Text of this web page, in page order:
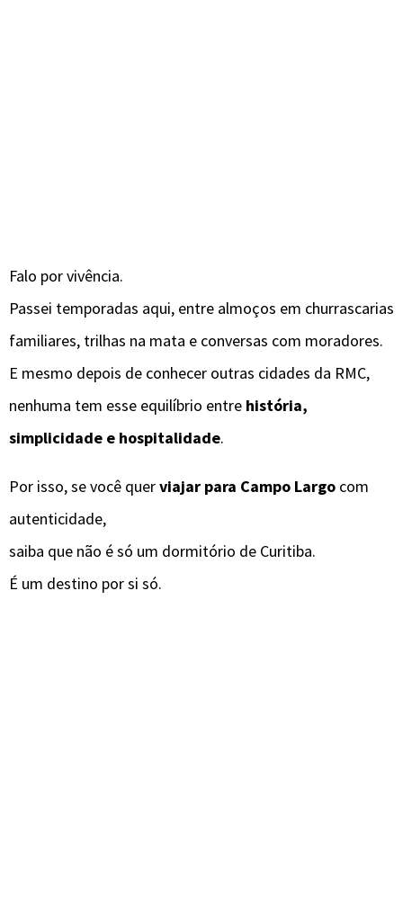
Falo por vivência.
Passei temporadas aqui, entre almoços em churrascarias
familiares, trilhas na mata e conversas com moradores.
E mesmo depois de conhecer outras cidades da RMC,
nenhuma tem esse equilíbrio entre história,
simplicidade e hospitalidade.
Por isso, se você querviajar para Campo Largo com
autenticidade,
saiba que não é só um dormitório de Curitiba.
É um destino por si só.